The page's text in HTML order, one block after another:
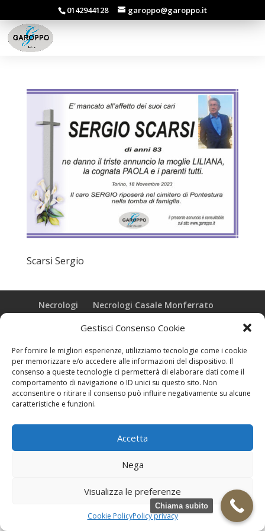
Gestisci Consenso Cookie
Per fornire le migliori esperienze, utilizziamo tecnologie come i cookie
per memorizzare e/o accedere alle informazioni del dispositivo. Il
consenso a queste tecnologie ci permetterà di elaborare dati come il
comportamento di navigazione o ID unici su questo sito. Non
acconsentire o ritirare il consenso può influire negativamente su alcune
caratteristiche e funzioni.
Accetta
Nega
Visualizza le preferenze
Cookie PolicyPolicy privacy
0142944128 garoppo@garoppo.it
Scarsi Sergio
Necrologi
Necrologi Casale Monferrato
Realizzazione grafica e Copyright © zeropensieri local web -
Casale Monferrato info@zeropensieri-cloud
Chiama subito